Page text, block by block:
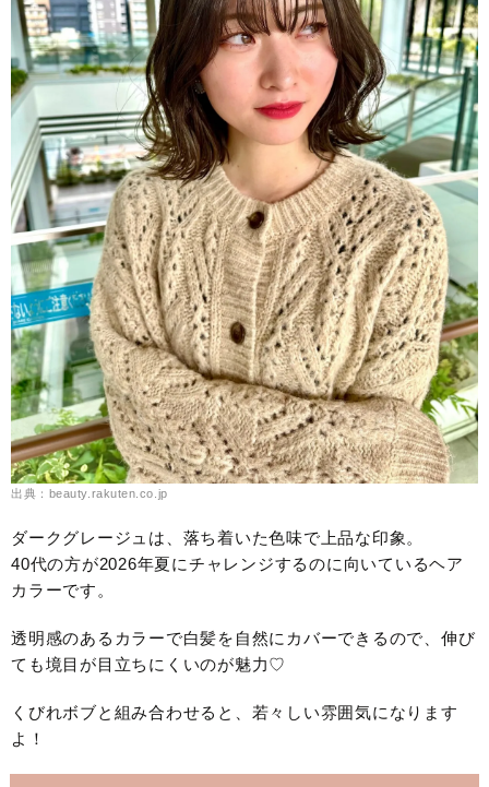
出典：beauty.rakuten.co.jp
ダークグレージュは、落ち着いた色味で上品な印象。
40代の方が2026年夏にチャレンジするのに向いているヘア
カラーです。
透明感のあるカラーで白髪を自然にカバーできるので、伸び
ても境目が目立ちにくいのが魅力♡
くびれボブと組み合わせると、若々しい雰囲気になります
よ！